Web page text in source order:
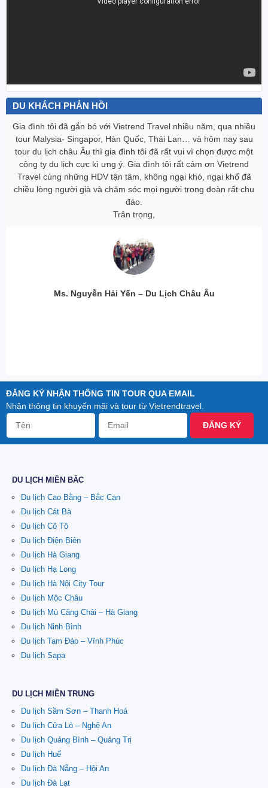
DU KHÁCH PHẢN HỒI
Gia đình tôi đã gắn bó với Vietrend Travel nhiều năm, qua nhiều
tour Malysia- Singapor, Hàn Quốc, Thái Lan… và hôm nay sau
tour du lịch châu Âu thì gia đình tôi đã rất vui vì chọn được một
công ty du lịch cực kì ưng ‎ý. Gia đình tôi rất cảm ơn Vietrend
Travel cùng những HDV tận tâm, không ngại khó, ngại khổ đã
chiều lòng người già và chăm sóc mọi người trong đoàn rất chu
đáo.
Trân trọng,
Ms. Nguyễn Hải Yến – Du Lịch Châu Âu
ĐĂNG KÝ NHẬN THÔNG TIN TOUR QUA EMAIL
Nhận thông tin khuyến mãi và tour từ Vietrendtravel.
ĐĂNG KÝ
DU LỊCH MIỀN BẮC
Du lịch Cao Bằng – Bắc Cạn
Du lịch Cát Bà
Du lịch Cô Tô
Du lịch Điện Biên
Du lịch Hà Giang
Du lịch Hạ Long
Du lịch Hà Nội City Tour
Du lịch Mộc Châu
Du lịch Mù Căng Chải – Hà Giang
Du lịch Ninh Bình
Du lịch Tam Đảo – Vĩnh Phúc
Du lịch Sapa
DU LỊCH MIỀN TRUNG
Du lịch Sầm Sơn – Thanh Hoá
Du lịch Cửa Lò – Nghệ An
Du lịch Quảng Bình – Quảng Trị
Du lịch Huế
Du lịch Đà Nẵng – Hội An
Du lịch Đà Lạt